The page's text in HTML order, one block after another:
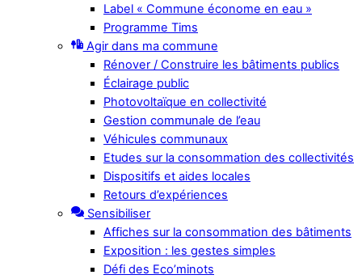
Label « Commune économe en eau »
Programme Tims
Agir dans ma commune
Rénover / Construire les bâtiments publics
Éclairage public
Photovoltaïque en collectivité
Gestion communale de l’eau
Véhicules communaux
Etudes sur la consommation des collectivités
Dispositifs et aides locales
Retours d’expériences
Sensibiliser
Affiches sur la consommation des bâtiments
Exposition : les gestes simples
Défi des Eco’minots